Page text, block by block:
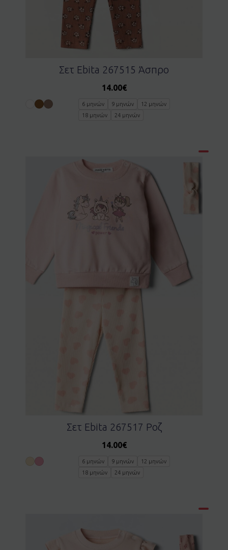
Σετ Ebita 267515 Άσπρο
14.00€
6 μηνών 9 μηνών
12 μηνών
18 μηνών
24 μηνών
Σετ Ebita 267517 Ροζ
14.00€
6 μηνών 9 μηνών
12 μηνών
18 μηνών
24 μηνών